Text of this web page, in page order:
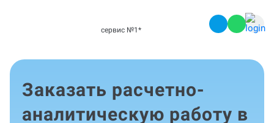
сервис №1 *
Заказать расчетно-
аналитическую работу в